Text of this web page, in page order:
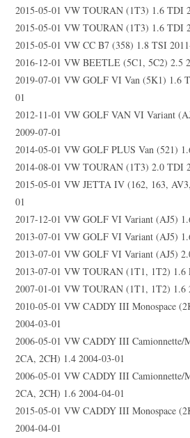
2015-05-01 VW TOURAN (1T3) 1.6 TDI
2015-05-01 VW TOURAN (1T3) 1.6 TDI
2015-05-01 VW CC B7 (358) 1.8 TSI
2016-12-01 VW BEETLE (5C1, 5C2) 2.5
2019-07-01 VW GOLF VI Van (5K1) 1.6
01
2012-11-01 VW GOLF VAN VI Variant
2009-07-01
2014-05-01 VW GOLF PLUS Van (521)
2014-08-01 VW TOURAN (1T3) 2.0 TDI
2015-05-01 VW JETTA IV (162, 163,
01
2017-12-01 VW GOLF VI Variant (AJ5)
2013-07-01 VW GOLF VI Variant (AJ5)
2013-07-01 VW GOLF VI Variant (AJ5)
2013-07-01 VW TOURAN (1T1, 1T2) 1.6
2007-01-01 VW TOURAN (1T1, 1T2) 1.6
2010-05-01 VW CADDY III Monospace
2004-03-01
2006-05-01 VW CADDY III Camionnette/
2CA, 2CH) 1.4 2004-03-01
2006-05-01 VW CADDY III Camionnette/
2CA, 2CH) 1.6 2004-04-01
2015-05-01 VW CADDY III Monospace
2004-04-01